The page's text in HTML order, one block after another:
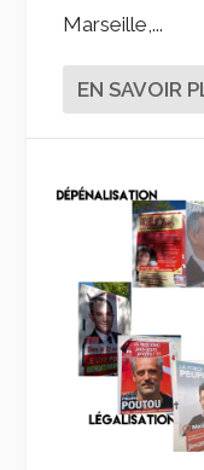
Marseille,...
EN SAVOIR